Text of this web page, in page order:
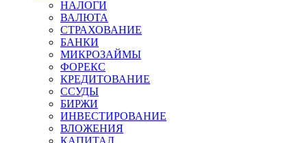
НАЛОГИ
ВАЛЮТА
СТРАХОВАНИЕ
БАНКИ
МИКРОЗАЙМЫ
ФОРЕКС
КРЕДИТОВАНИЕ
ССУДЫ
БИРЖИ
ИНВЕСТИРОВАНИЕ
ВЛОЖЕНИЯ
КАПИТАЛ